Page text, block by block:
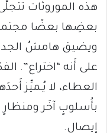
هذه الموروثات
بعضِها بعضًا
ويضيق هامشُ
على أَنه “اختراع”.
العطاء، لا يُـميِّز
بأُسلوبٍ آخَر ومنظارٍ
إِيصال.